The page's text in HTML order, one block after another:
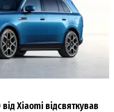
Xiaomi відсвяткував